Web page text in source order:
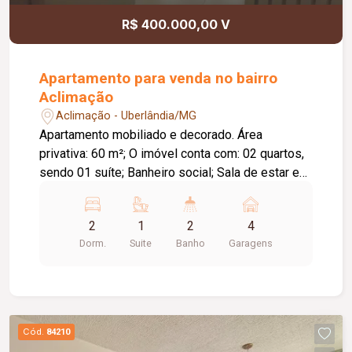
R$ 400.000,00 V
Apartamento para venda no bairro
Aclimação
Aclimação - Uberlândia/MG
Apartamento mobiliado e decorado. Área
privativa: 60 m²; O imóvel conta com: 02 quartos,
sendo 01 suíte; Banheiro social; Sala de estar e
blindex; 01 vaga de garagem coberta; Móveis
planejados em diversos ambientes; Cooktop;
Geladeira; TV de 55`; Sofá; Espelho bisotado na
dormitório; O condomínio conta com: Área de
lazer; Academia;
2
Dorm.
1
Suite
2
Banho
4
Garagens
Cód. 84210